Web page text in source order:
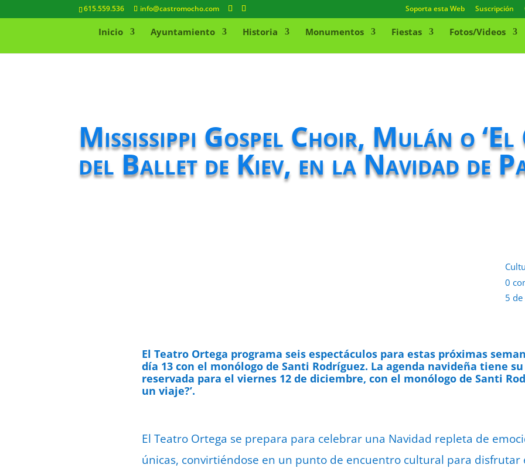
615.559.536 info@castromocho.com Soporta esta Web Suscripción
Inicio Ayuntamiento Historia Monumentos Fiestas Fotos/Videos
Mississippi Gospel Choir, Mulán o ‘El
del Ballet de Kiev, en la Navidad de
0
5
El Teatro Ortega programa seis espectáculos para estas próximas
día 13 con el monólogo de Santi Rodríguez. La agenda navideña tiene
reservada para el viernes 12 de diciembre, con el monólogo de Santi
un viaje?’.
El Teatro Ortega se prepara para celebrar una Navidad repleta de
únicas, convirtiéndose en un punto de encuentro cultural para disfrutar